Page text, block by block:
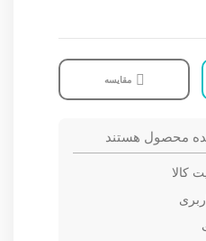
مقایسه
محصول هستند
کالا